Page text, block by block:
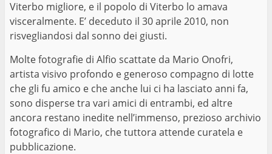
Viterbo migliore, e il popolo di Viterbo lo amava
visceralmente. E’ deceduto il 30 aprile 2010, non
risvegliandosi dal sonno dei giusti.
Molte fotografie di Alfio scattate da Mario Onofri,
artista visivo profondo e generoso compagno di lotte
che gli fu amico e che anche lui ci ha lasciato anni fa,
sono disperse tra vari amici di entrambi, ed altre
ancora restano inedite nell’immenso, prezioso archivio
fotografico di Mario, che tuttora attende curatela e
pubblicazione.